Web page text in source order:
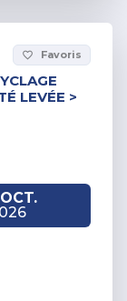
favorite_border Favoris
LEVÉE >